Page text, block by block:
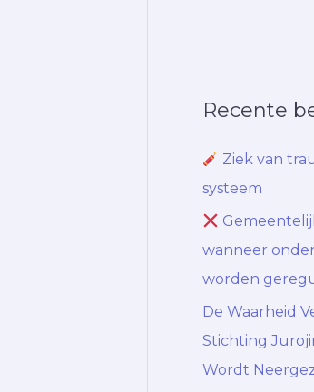
Recente
Ziek van
systeem
wanneer
worden
De Waarheid
Stichting
Wordt